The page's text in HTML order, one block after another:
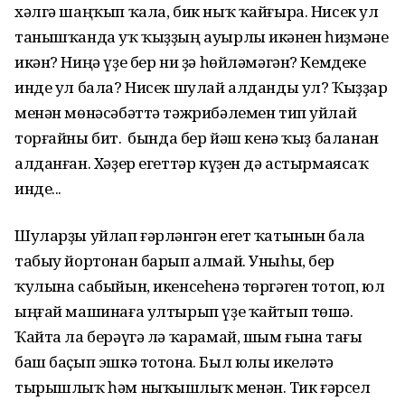
хәлгә шаңҡып ҡала, бик ныҡ ҡайғыра. Нисек ул
танышҡанда уҡ ҡыҙҙың ауырлы икәнен һиҙмәне
икән? Ниңә үҙе бер ни ҙә һөйләмәгән? Кемдеке
инде ул бала? Нисек шулай алданды ул? Ҡыҙҙар
менән мөнәсәбәттә тәжрибәлемен тип уйлай
торғайны бит. Ә бында бер йәш кенә ҡыҙ баланан
алданған. Хәҙер егеттәр күҙен дә астырмаясаҡ
инде...
Шуларҙы уйлап ғәрләнгән егет ҡатынын бала
табыу йортонан барып алмай. Уныһы, бер
ҡулына сабыйын, икенсеһенә төргәген тотоп, юл
ыңғай машинаға ултырып үҙе ҡайтып төшә.
Ҡайта ла берәүгә лә ҡарамай, шым ғына тағы
баш баҫып эшкә тотона. Был юлы икеләтә
тырышлыҡ һәм ныҡышлыҡ менән. Тик ғәрсел